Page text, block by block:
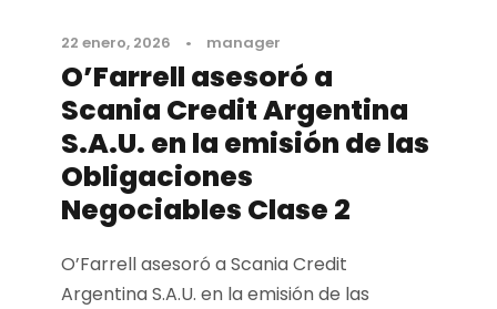
22 enero, 2026 • manager
O’Farrell asesoró a
Scania Credit Argentina
S.A.U. en la emisión de las
Obligaciones
Negociables Clase 2
O’Farrell asesoró a Scania Credit
Argentina S.A.U. en la emisión de las